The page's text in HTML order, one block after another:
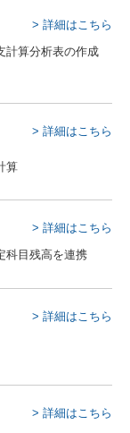
> 詳細はこちら
> 詳細はこちら
> 詳細はこちら
> 詳細はこちら
> 詳細はこちら